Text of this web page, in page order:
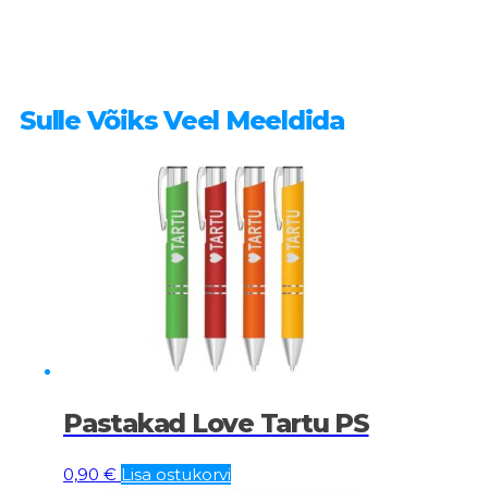
Sulle Võiks Veel Meeldida
Pastakad Love Tartu PS
0,90 € Lisa ostukorvi